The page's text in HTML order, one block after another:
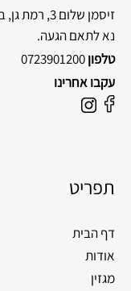
זיסמן שלום 3, רמת גן, בניין מכבי
נא לתאם הגעה.
טלפון0723901200
עקבו אחרינו
F
b
o
k
I
a
r
a
m
תפריט
דף הבית
אודות
מגזין